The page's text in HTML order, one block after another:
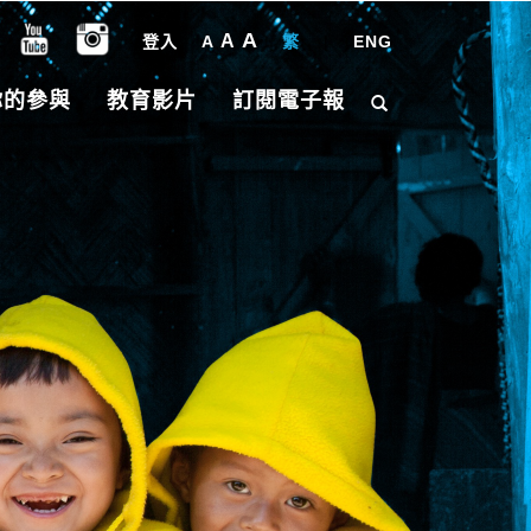
登入 A A A 繁 ENG
參與 教育影片 訂閱電子報